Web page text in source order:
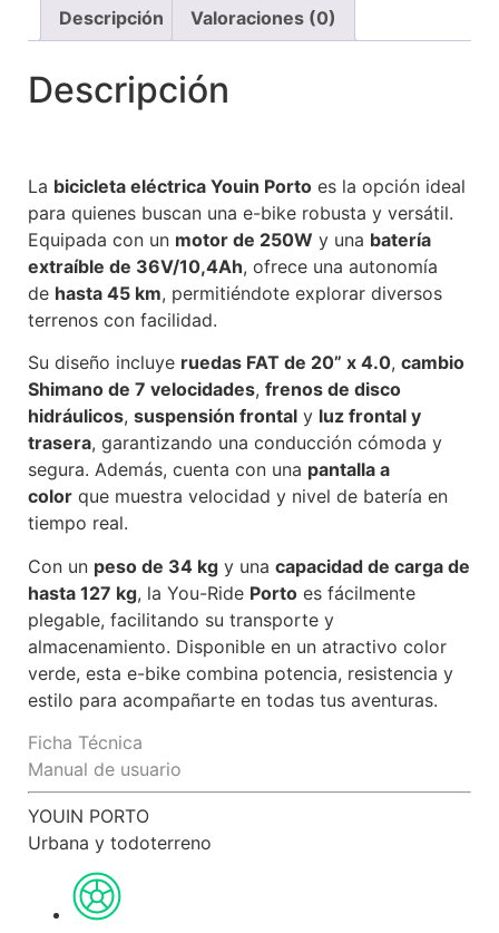
Descripción Valoraciones (0)
Descripción
La bicicleta eléctrica Youin Porto es la opción ideal
para quienes buscan una e-bike robusta y versátil.
Equipada con un motor de 250W y una batería
extraíble de 36V/10,4Ah, ofrece una autonomía
de hasta 45 km, permitiéndote explorar diversos
terrenos con facilidad.
Su diseño incluye ruedas FAT de 20” x 4.0, cambio
Shimano de 7 velocidades, frenos de disco
hidráulicos, suspensión frontal y luz frontal y
trasera, garantizando una conducción cómoda y
segura. Además, cuenta con una pantalla a
color que muestra velocidad y nivel de batería en
tiempo real.
Con un peso de 34 kg y una capacidad de carga de
hasta 127 kg, la You-Ride Porto es fácilmente
plegable, facilitando su transporte y
almacenamiento. Disponible en un atractivo color
verde, esta e-bike combina potencia, resistencia y
estilo para acompañarte en todas tus aventuras.
Ficha Técnica
Manual de usuario
YOUIN PORTO
Urbana y todoterreno